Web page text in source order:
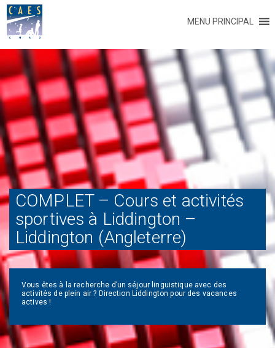
MENU PRINCIPAL
COMPLET – Cours et activités
sportives à Liddington –
Liddington (Angleterre)
Vous êtes à la recherche d’un séjour linguistique avec des
activités de plein air ? Direction Liddington pour des vacances
actives !